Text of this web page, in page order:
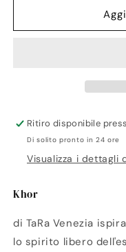
Madreperla
Khor
Ritiro disponibile
Di solito pronto in 24 ore
Visualizza i dettagli
Khor
di TaRa Venezia
lo spirito libero